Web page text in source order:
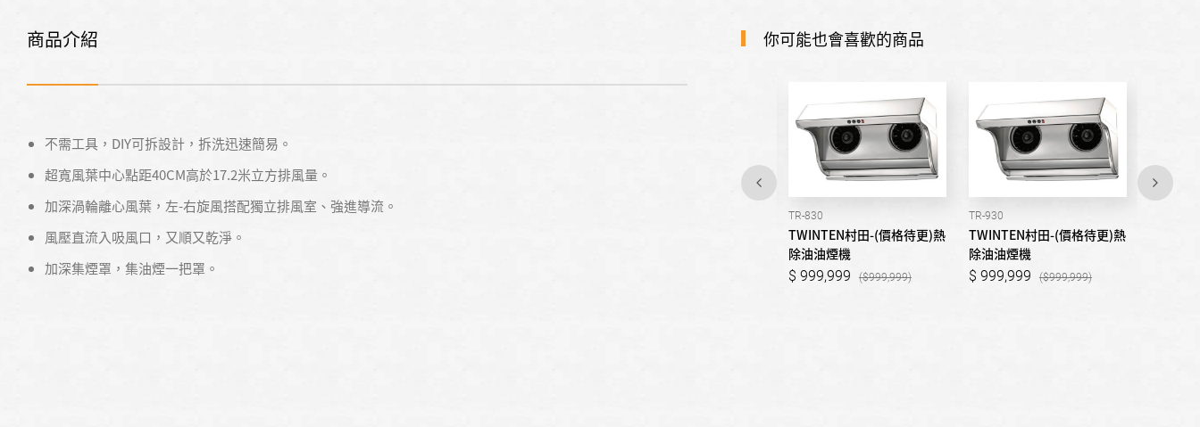
商品介紹
不需工具，DIY可拆設計，拆洗迅速簡易。
超寬風葉中心點距40CM高於17.2米立方排風量。
加深渦輪離心風葉，左-右旋風搭配獨立排風室、強進導流。
風壓直流入吸風口，又順又乾淨。
加深集煙罩，集油煙一把罩。
你可能也會喜歡的商品
TR-830
TWINTEN村田-(價格待更)熱
除油油煙機
999,999 999,999
TR-930
TWINTEN村田-(價格待更)熱
除油油煙機
999,999 999,999